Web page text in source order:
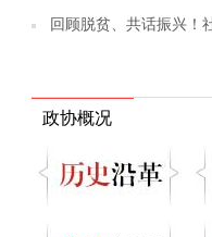
回顾脱贫、共话振兴！
政协概况